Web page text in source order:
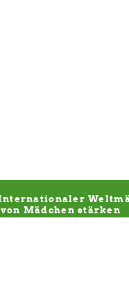
Mädchen stärken